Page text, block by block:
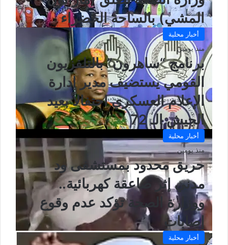
المشي) بالساحة الخضراء
أخبار محلية
منذ يومين
برنامج “ساهرون” بالتلفزيون
القومي يستضيف مدير إدارة
الإعلام العسكري احتفالاً بعيد
الجيش الـ 72
أخبار محلية
منذ يومين
حريق محدود بمستشفى ود
مدني إثر صاعقة كهربائية..
ووزارة الصحة تؤكد عدم وقوع
إصابات
أخبار محلية